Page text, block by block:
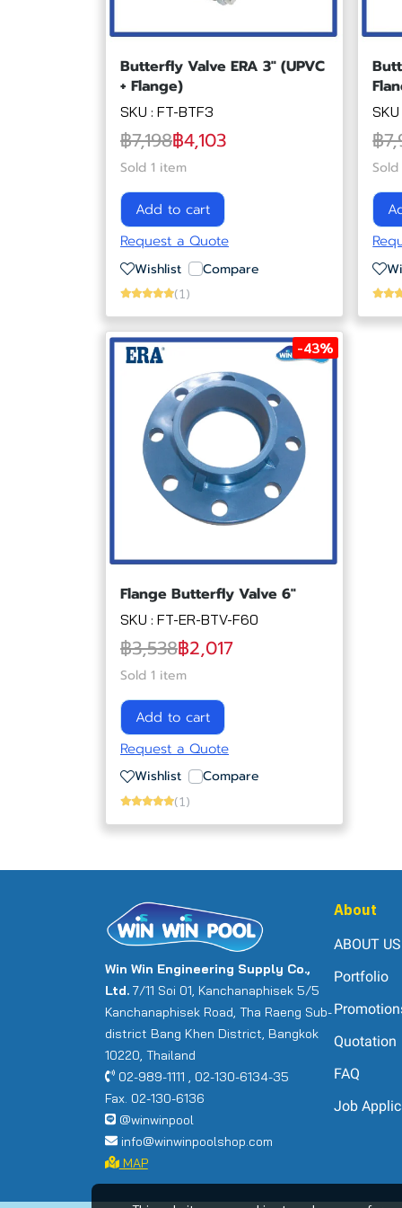
Butterfly Valve ERA 3" (UPVC
+ Flange)
SKU : FT-BTF3
฿7,198฿4,103
Sold 1 item
Add to cart
Request a Quote
Wishlist Compare
(1)
฿
-43%
Flange Butterfly Valve 6"
SKU : FT-ER-BTV-F60
฿3,538฿2,017
Sold 1 item
Add to cart
Request a Quote
Wishlist Compare
(1)
Win Win Engineering Supply Co.,
Ltd. 7/11 Soi 01, Kanchanaphisek 5/5
Kanchanaphisek Road, Tha Raeng Sub-
district Bang Khen District, Bangkok
10220, Thailand
02-989-1111 , 02-130-6134-35
Fax. 02-130-6136
@winwinpool
info@winwinpoolshop.com
MAP
About
ABOUT US
Portfolio
Quotation
FAQ
Job